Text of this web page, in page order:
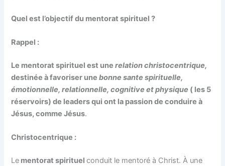
Quel est l’objectif du mentorat spirituel ?
Rappel :
Le mentorat spirituel est une relation christocentrique,
destinée à favoriser unebonne sante spirituelle,
émotionnelle, relationnelle, cognitive et physique ( les 5
réservoirs) de leaders qui ont la passion de conduire à
Jésus, comme Jésus.
Christocentrique :
Le mentorat spirituelconduit le mentoré à Christ. À une